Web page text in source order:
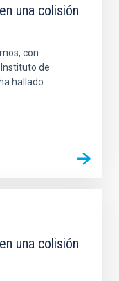
una colisión
con
de
hallado
una colisión